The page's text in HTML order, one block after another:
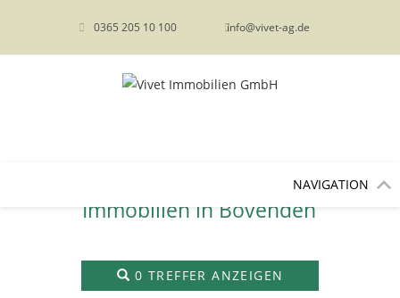
0365 205 10 100 info@vivet-ag.de
NAVIGATION
Immobilien in Bovenden
0 TREFFER ANZEIGEN